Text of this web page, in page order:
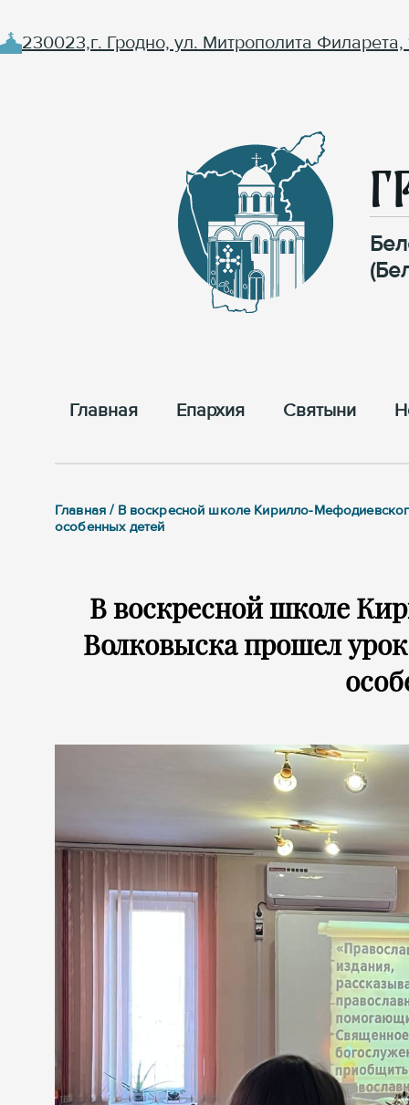
230023,г. Гродно, ул. Митрополита Филарета,
Главная Епархия Cвятыни
Главная / В воскресной школе Кирилло-
особенных детей
В воскресной школе
Волковыска прошел